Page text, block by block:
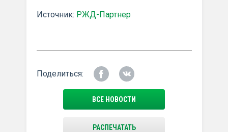
Источник: РЖД-Партнер
Поделиться:
ВСЕ НОВОСТИ
РАСПЕЧАТАТЬ